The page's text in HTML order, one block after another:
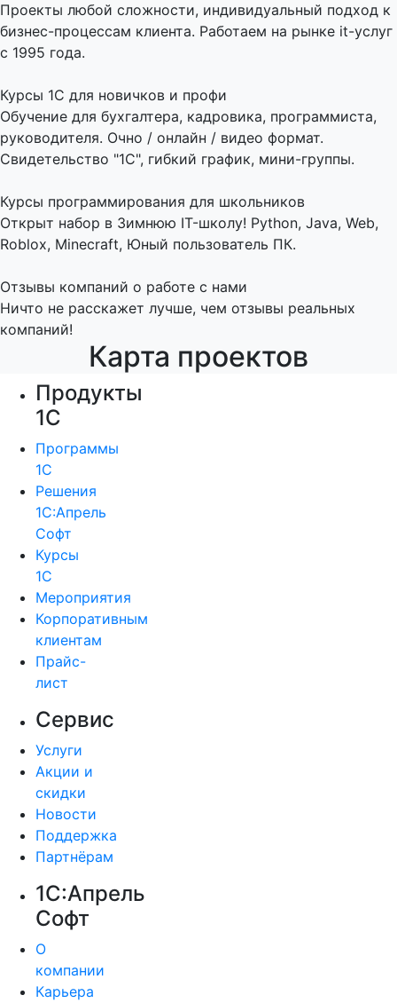
Проекты любой сложности, индивидуальный подход к
бизнес-процессам клиента. Работаем на рынке it-услуг
с 1995 года.
Курсы 1С для новичков и профи
Обучение для бухгалтера, кадровика, программиста,
руководителя. Очно / онлайн / видео формат.
Свидетельство "1С", гибкий график, мини-группы.
Курсы программирования для школьников
Открыт набор в Зимнюю IT-школу! Python, Java, Web,
Roblox, Minecraft, Юный пользователь ПК.
Отзывы компаний о работе с нами
Ничто не расскажет лучше, чем отзывы реальных
компаний!
Карта проектов
Продукты
1С
Программы
1С
Решения
1С:Апрель
Софт
Курсы
1С
Мероприятия
Корпоративным
клиентам
Прайс-
лист
Сервис
Услуги
Акции и
скидки
Новости
Поддержка
Партнёрам
1С:Апрель
Софт
О
компании
Карьера